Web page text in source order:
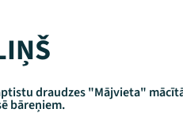
draudzes "Mājvieta"
bāreņiem.